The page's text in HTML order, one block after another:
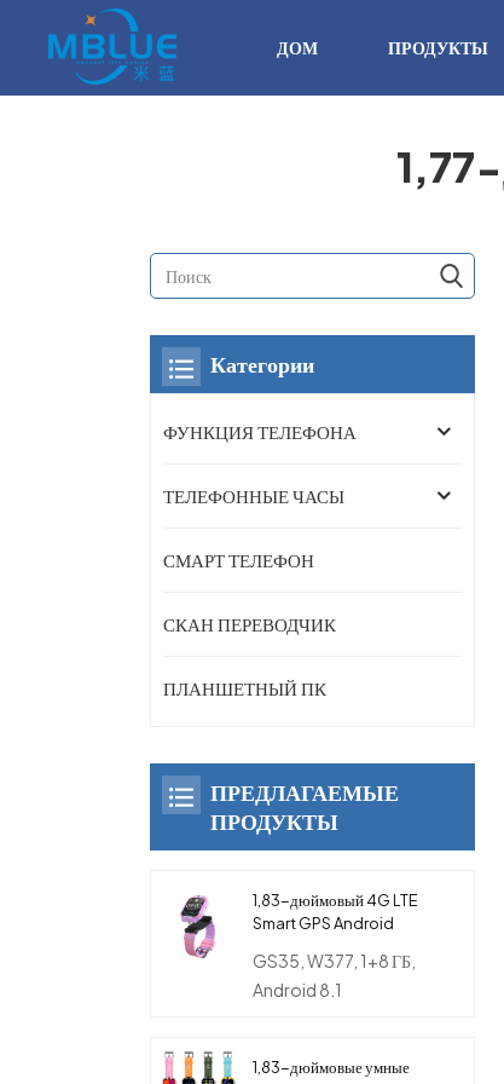
ДОМ ПРОДУКТЫ
Категории
ФУНКЦИЯ ТЕЛЕФОНА
ТЕЛЕФОННЫЕ ЧАСЫ
СМАРТ ТЕЛЕФОН
СКАН ПЕРЕВОДЧИК
ПЛАНШЕТНЫЙ ПК
ПРЕДЛАГАЕМЫЕ
ПРОДУКТЫ
1,83-дюймовый 4G LTE
Smart GPS Android
часы с двойной камерой
для детей
GS35, W377, 1+8 ГБ,
Android 8.1
1,83-дюймовые умные